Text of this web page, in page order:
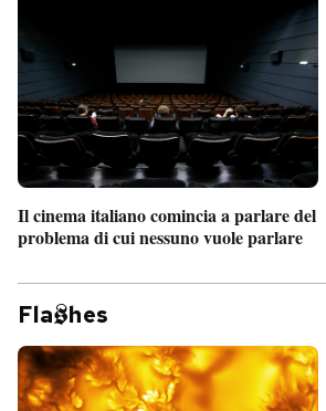
Il cinema italiano comincia a parlare del
problema di cui nessuno vuole parlare
Fla hes